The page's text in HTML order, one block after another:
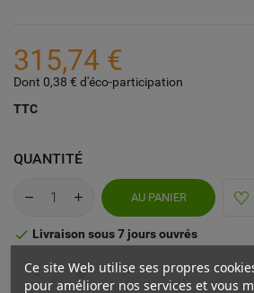
315,74 €
Dont 0,38 € d'éco-participation
TTC
QUANTITÉ
AU PANIER
 Livraison sous 7 jours ouvrés
Ce site Web utilise ses propres
pour améliorer nos services et vous